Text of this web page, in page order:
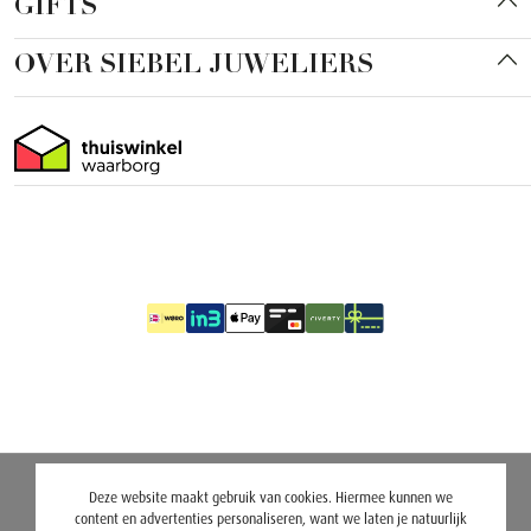
GIFTS
OVER SIEBEL JUWELIERS
Deze website maakt gebruik van cookies. Hiermee kunnen we
content en advertenties personaliseren, want we laten je natuurlijk